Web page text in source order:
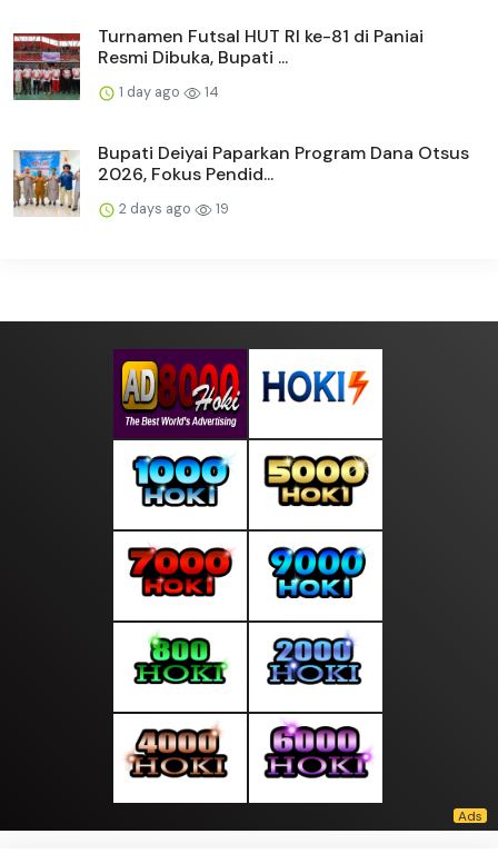
Turnamen Futsal HUT RI ke-81 di Paniai
Resmi Dibuka, Bupati ...
1 day ago 14
Bupati Deiyai Paparkan Program Dana Otsus
2026, Fokus Pendid...
2 days ago 19